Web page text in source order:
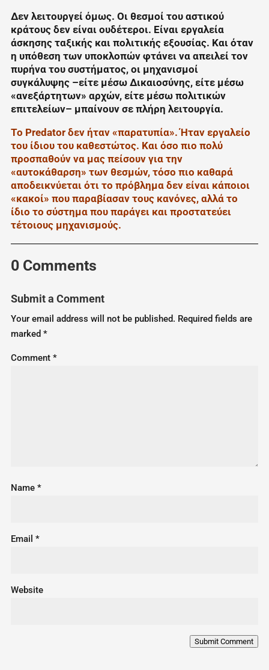
Δεν λειτουργεί όμως. Οι θεσμοί του αστικού
κράτους δεν είναι ουδέτεροι. Είναι εργαλεία
άσκησης ταξικής και πολιτικής εξουσίας. Και όταν
η υπόθεση των υποκλοπών φτάνει να απειλεί τον
πυρήνα του συστήματος, οι μηχανισμοί
συγκάλυψης –είτε μέσω Δικαιοσύνης, είτε μέσω
«ανεξάρτητων» αρχών, είτε μέσω πολιτικών
επιτελείων– μπαίνουν σε πλήρη λειτουργία.
Το Predator δεν ήταν «παρατυπία». Ήταν εργαλείο
του ίδιου του καθεστώτος. Και όσο πιο πολύ
προσπαθούν να μας πείσουν για την
«αυτοκάθαρση» των θεσμών, τόσο πιο καθαρά
αποδεικνύεται ότι το πρόβλημα δεν είναι κάποιοι
«κακοί» που παραβίασαν τους κανόνες, αλλά το
ίδιο το σύστημα που παράγει και προστατεύει
τέτοιους μηχανισμούς.
0 Comments
Submit a Comment
Your email address will not be published. Required fields are
marked *
Comment *
Name *
Email *
Website
Submit Comment